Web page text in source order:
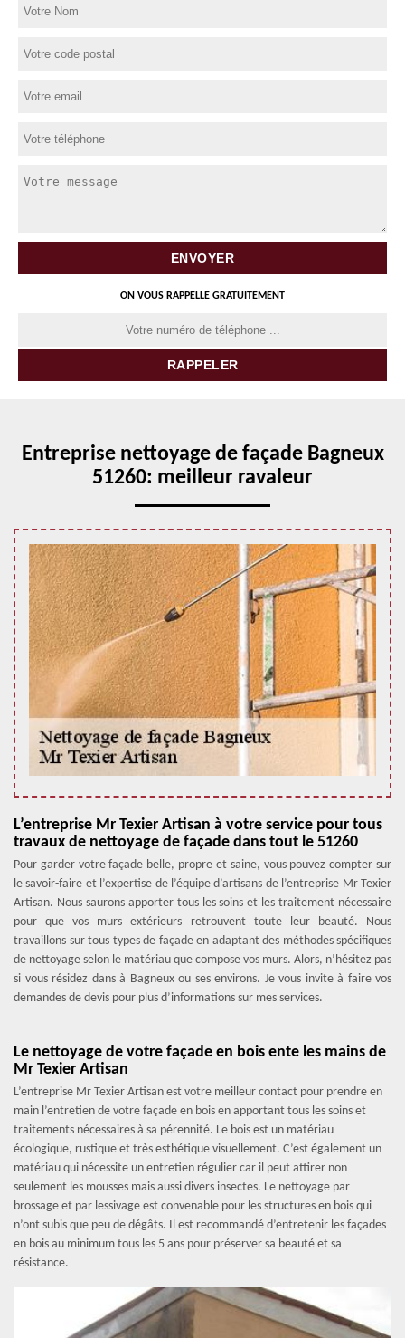
ON VOUS RAPPELLE GRATUITEMENT
Entreprise nettoyage de façade Bagneux
51260: meilleur ravaleur
L’entreprise Mr Texier Artisan à votre service pour tous
travaux de nettoyage de façade dans tout le 51260
Pour garder votre façade belle, propre et saine, vous pouvez compter sur
le savoir-faire et l’expertise de l’équipe d’artisans de l’entreprise Mr Texier
Artisan. Nous saurons apporter tous les soins et les traitement nécessaire
pour que vos murs extérieurs retrouvent toute leur beauté. Nous
travaillons sur tous types de façade en adaptant des méthodes spécifiques
de nettoyage selon le matériau que compose vos murs. Alors, n’hésitez pas
si vous résidez dans à Bagneux ou ses environs. Je vous invite à faire vos
demandes de devis pour plus d’informations sur mes services.
Le nettoyage de votre façade en bois ente les mains de
Mr Texier Artisan
L’entreprise Mr Texier Artisan est votre meilleur contact pour prendre en
main l’entretien de votre façade en bois en apportant tous les soins et
traitements nécessaires à sa pérennité. Le bois est un matériau
écologique, rustique et très esthétique visuellement. C’est également un
matériau qui nécessite un entretien régulier car il peut attirer non
seulement les mousses mais aussi divers insectes. Le nettoyage par
brossage et par lessivage est convenable pour les structures en bois qui
n’ont subis que peu de dégâts. Il est recommandé d’entretenir les façades
en bois au minimum tous les 5 ans pour préserver sa beauté et sa
résistance.